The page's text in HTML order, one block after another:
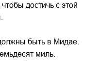
достичь с этой
быть в Мидае.
миль.